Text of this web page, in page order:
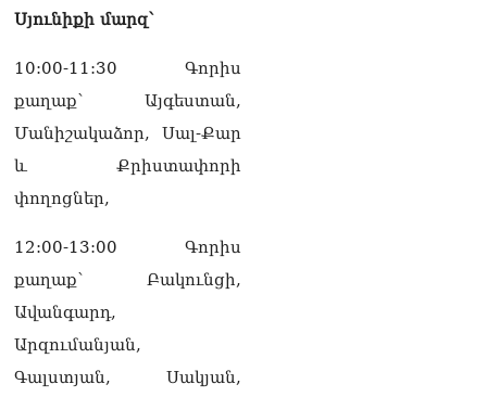
Սյունիքի մարզ՝
10:00-11:30 Գորիս
քաղաք՝ Այգեստան,
Մանիշակաձոր, Սալ-Քար
և Քրիստափորի
փողոցներ,
12:00-13:00 Գորիս
քաղաք՝ Բակունցի,
Ավանգարդ,
Արզումանյան,
Գալստյան, Սակյան,